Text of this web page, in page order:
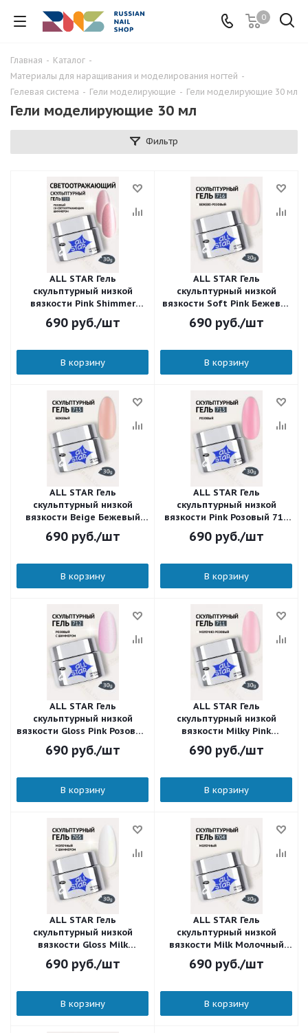
0
Главная - Каталог -
Материалы для наращивания и моделирования ногтей -
Гелевая система - Гели моделирующие - Гели моделирующие 30 мл
Гели моделирующие 30 мл
Фильтр
ALL STAR Гель
скульптурный низкой
вязкости Pink Shimmer
Пастельный розовый 719
30 мл.
690руб./шт
В корзину
ALL STAR Гель
скульптурный низкой
вязкости Soft Pink Бежево-
розовый 716 30 мл.
690руб./шт
В корзину
ALL STAR Гель
скульптурный низкой
вязкости Beige Бежевый
715 30 мл.
690руб./шт
В корзину
ALL STAR Гель
скульптурный низкой
вязкости Pink Розовый 713
30 мл.
690руб./шт
В корзину
ALL STAR Гель
скульптурный низкой
вязкости Gloss Pink Розовый
с шиммером 712 30 мл.
690руб./шт
В корзину
ALL STAR Гель
скульптурный низкой
вязкости Milky Pink
Молочно-розовый 711 30
мл.
690руб./шт
В корзину
ALL STAR Гель
скульптурный низкой
вязкости Gloss Milk
Молочный с шиммером 705
30 мл.
690руб./шт
В корзину
ALL STAR Гель
скульптурный низкой
вязкости Milk Молочный
704 30 мл.
690руб./шт
В корзину